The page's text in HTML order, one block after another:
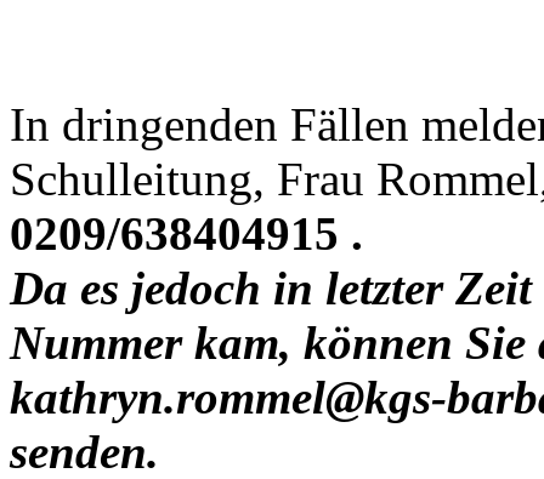
In dringenden Fällen
Schulleitung, Frau
0209/638404915 .
Da es jedoch in letzter
Nummer kam, können
kathryn.rommel@kgs-
senden.